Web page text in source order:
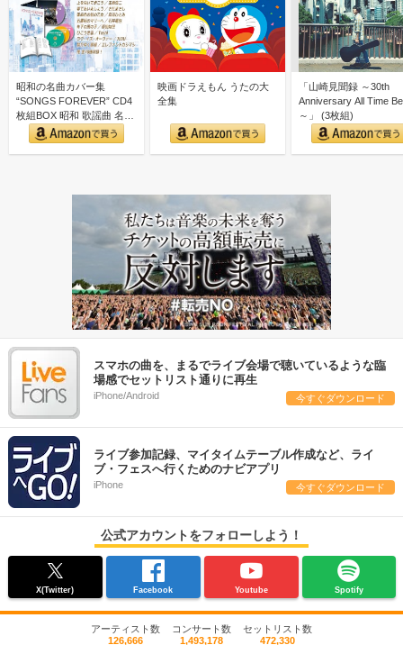
昭和の名曲カバー集
“SONGS FOREVER” CD4
枚組BOX 昭和 歌謡曲 名曲
カバー集｜…
映画ドラえもん うたの大
全集
「山崎見聞録 ～30th
Anniversary All Time
～」 (3枚組)
スマホの曲を、まるでライブ会場で聴いているような臨
場感でセットリスト通りに再生
iPhone/Android 今すぐダウンロード
ライブ参加記録、マイタイムテーブル作成など、ライ
ブ・フェスへ行くためのナビアプリ
iPhone 今すぐダウンロード
公式アカウントをフォローしよう！
X(Twitter) Facebook Youtube Spotify
アーティスト数
126,666
コンサート数
1,493,178
セットリスト数
472,330